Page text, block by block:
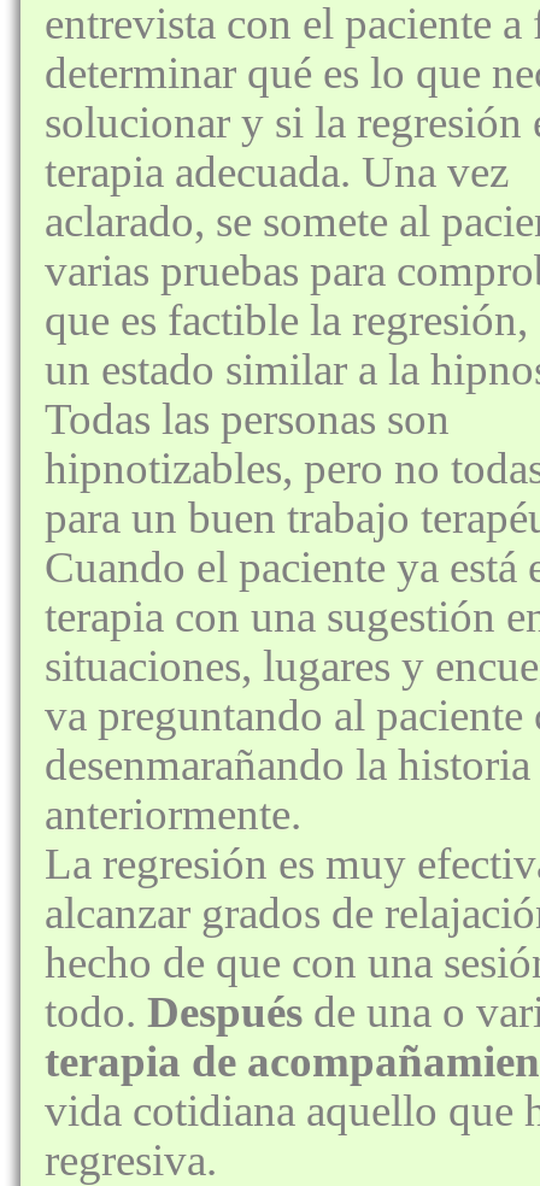
entrevista con el paciente a
determinar qué es lo que
solucionar y si la regresión
terapia adecuada. Una vez
aclarado, se somete al
varias pruebas para
que es factible la regresión,
un estado similar a la
Todas las personas son
hipnotizables, pero no
para un buen trabajo
Cuando el paciente ya está
terapia con una sugestión
situaciones, lugares y
va preguntando al paciente
desenmarañando la
anteriormente.
La regresión es muy
alcanzar grados de
hecho de que con una
todo.Después de una o
terapia de
vida cotidiana aquello que
regresiva.